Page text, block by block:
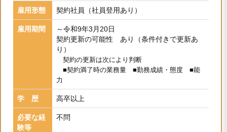
雇用形態 契約社員（社員登用あり）
雇用期間
～令和9年3月20日
契約更新の可能性 あり（条件付きで更新あ
り）
契約の更新は次により判断
■契約満了時の業務量 ■勤務成績・態度 ■能
力
学 歴 高卒以上
必要な経
験等
不問